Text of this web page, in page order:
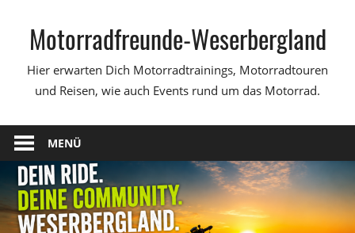
springenMotorradfreunde-Weserbergland
Hier erwarten Dich Motorradtrainings, Motorradtouren
und Reisen, wie auch Events rund um das Motorrad.
MENÜ